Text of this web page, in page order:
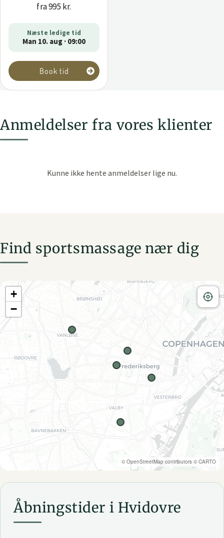
fra 995 kr.
Næste ledige tid
Man 10. aug · 09:00
Book tid
Anmeldelser fra vores klienter
Find sportsmassage nær dig
+
−
© OpenStreetMap contributors © CARTO
Åbningstider i Hvidovre